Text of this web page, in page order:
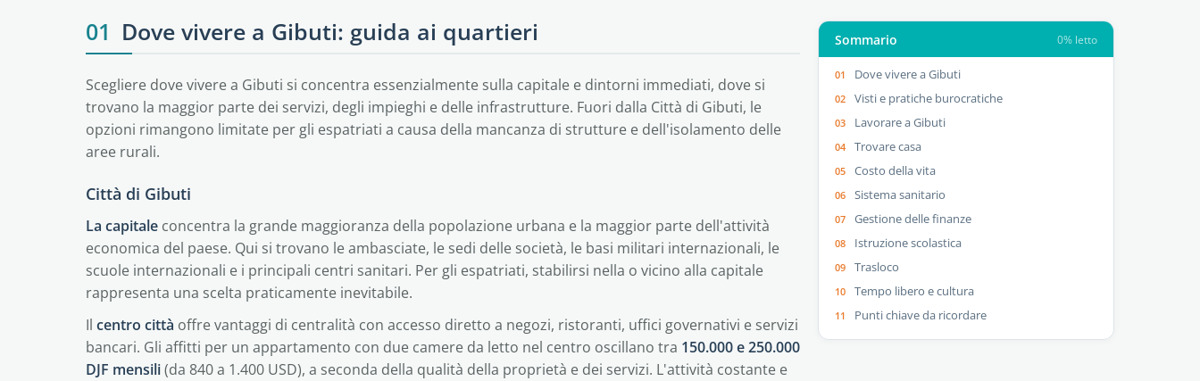
01 Dove vivere a Gibuti: guida ai quartieri
Scegliere dove vivere a Gibuti si concentra essenzialmente sulla capitale e dintorni immediati, dove si
trovano la maggior parte dei servizi, degli impieghi e delle infrastrutture. Fuori dalla Città di Gibuti, le
opzioni rimangono limitate per gli espatriati a causa della mancanza di strutture e dell'isolamento delle
aree rurali.
Città di Gibuti
La capitale concentra la grande maggioranza della popolazione urbana e la maggior parte dell'attività
economica del paese. Qui si trovano le ambasciate, le sedi delle società, le basi militari internazionali, le
scuole internazionali e i principali centri sanitari. Per gli espatriati, stabilirsi nella o vicino alla capitale
rappresenta una scelta praticamente inevitabile.
Il centro città offre vantaggi di centralità con accesso diretto a negozi, ristoranti, uffici governativi e servizi
bancari. Gli affitti per un appartamento con due camere da letto nel centro oscillano tra 150.000 e 250.000
DJF mensili(da 840 a 1.400 USD), a seconda della qualità della proprietà e dei servizi. L'attività costante e
Sommario 0% letto
Dove vivere a Gibuti
Visti e pratiche burocratiche
Lavorare a Gibuti
Trovare casa
Costo della vita
Sistema sanitario
Gestione delle finanze
Istruzione scolastica
Trasloco
Tempo libero e cultura
Punti chiave da ricordare